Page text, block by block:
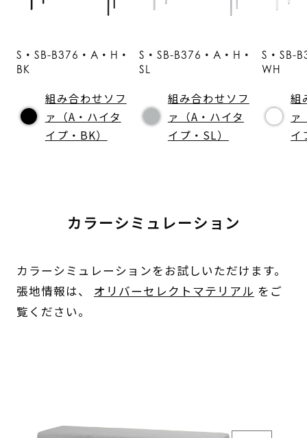
S・SB-B376・A・H・
BK
組み合わせソフ
ァ（A・ハイタ
イプ・BK）
S・SB-B376・A・H・
SL
組み合わせソフ
ァ（A・ハイタ
イプ・SL）
S・SB-
WH
組
ァ
イ
カラーシミュレーション
カラーシミュレーションをお試しいただけます。
張地情報は、 オリバーセレクトマテリアル をご
覧ください。